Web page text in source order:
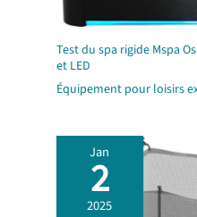
acier, PVC
(PE) avec
trampoline
permettant
toute
dans ton
Test du spa rigide Mspa
et LED
Équipement pour loisirs
Jan
2
2025